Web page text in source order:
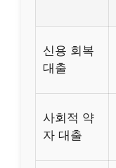
신용 회복
대출
사회적 약
자 대출